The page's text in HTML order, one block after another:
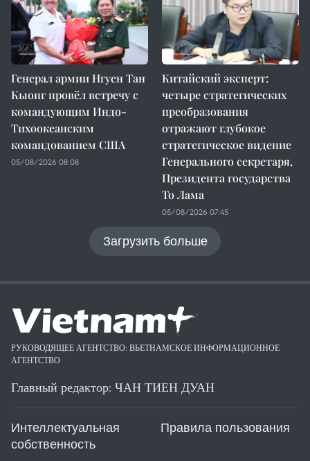
Генерал армии Нгуен Тан
Кыонг провёл встречу с
командующим Индо-
Тихоокеанским
командованием США
05/08/2026 08:08
Китайский эксперт:
четыре стратегических
преобразования
отражают глубокое
стратегическое видение
Генерального секретаря,
Президента государства
То Лама
05/08/2026 07:45
Загрузить больше
РУКОВОДЯЩЕЕ АГЕНТСТВО: ВЬЕТНАМСКОЕ ИНФОРМАЦИОННОЕ
АГЕНТСТВО
Главный редактор: ЧАН ТИЕН ДУАН
Интеллектуальная
собственность
Правила пользования